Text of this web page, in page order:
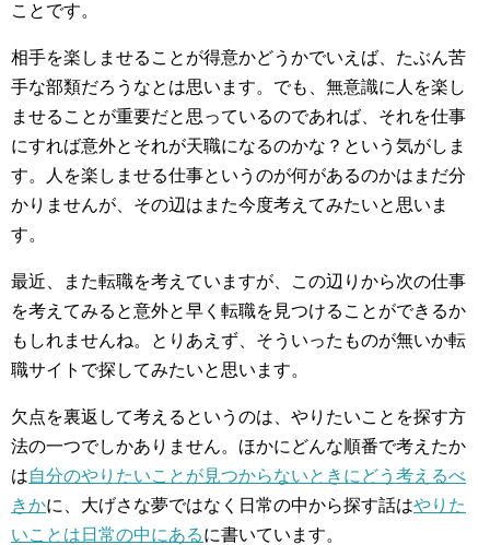
ことです。
相手を楽しませることが得意かどうかでいえば、たぶん苦
手な部類だろうなとは思います。でも、無意識に人を楽し
ませることが重要だと思っているのであれば、それを仕事
にすれば意外とそれが天職になるのかな？という気がしま
す。人を楽しませる仕事というのが何があるのかはまだ分
かりませんが、その辺はまた今度考えてみたいと思いま
す。
最近、また転職を考えていますが、この辺りから次の仕事
を考えてみると意外と早く転職を見つけることができるか
もしれませんね。とりあえず、そういったものが無いか転
職サイトで探してみたいと思います。
欠点を裏返して考えるというのは、やりたいことを探す方
法の一つでしかありません。ほかにどんな順番で考えたか
は自分のやりたいことが見つからないときにどう考えるべ
きかに、大げさな夢ではなく日常の中から探す話はやりた
いことは日常の中にあるに書いています。